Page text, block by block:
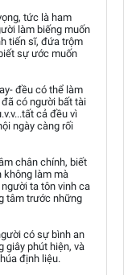
tức là ham
làm biếng muốn
tiến sĩ, đứa trộm
sự ước muốn
đều có thể làm
có người bất tài
cả đều vì
ngày càng rối
chân chính, biết
không làm mà
ta tôn vinh ca
tâm trước những
có sự bình an
giây phút hiện, và
định liệu.